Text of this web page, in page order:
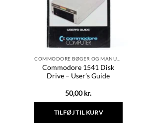
Commodore 1541 Disk
Drive – User’s Guide
50,00kr.
TILFØJ TIL KURV